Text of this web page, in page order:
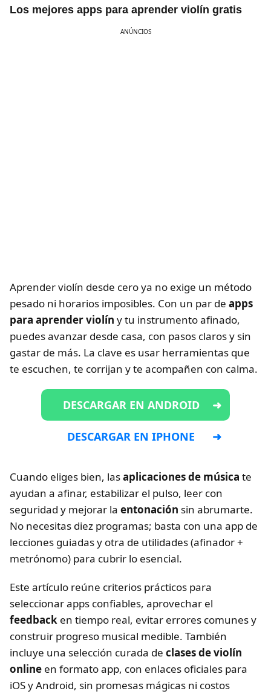
Los mejores apps para aprender violín gratis
ANÚNCIOS
Aprender violín desde cero ya no exige un método
pesado ni horarios imposibles. Con un par de apps
para aprender violín y tu instrumento afinado,
puedes avanzar desde casa, con pasos claros y sin
gastar de más. La clave es usar herramientas que
te escuchen, te corrijan y te acompañen con calma.
DESCARGAR EN ANDROID
DESCARGAR EN IPHONE
Cuando eliges bien, lasaplicaciones de música te
ayudan a afinar, estabilizar el pulso, leer con
seguridad y mejorar la entonación sin abrumarte.
No necesitas diez programas; basta con una app de
lecciones guiadas y otra de utilidades (afinador +
metrónomo) para cubrir lo esencial.
Este artículo reúne criterios prácticos para
seleccionar apps confiables, aprovechar el
feedback en tiempo real, evitar errores comunes y
construir progreso musical medible. También
incluye una selección curada de clases de violín
online en formato app, con enlaces oficiales para
iOS y Android, sin promesas mágicas ni costos